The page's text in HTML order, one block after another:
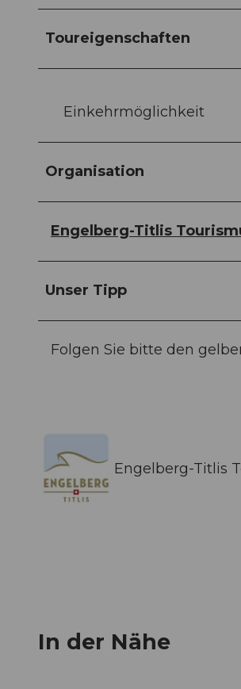
Toureigenschaften
Einkehrmöglichkeit
Organisation
Engelberg-Titlis
Unser Tipp
Folgen Sie bitte den
Engelberg-Titlis
In der Nähe